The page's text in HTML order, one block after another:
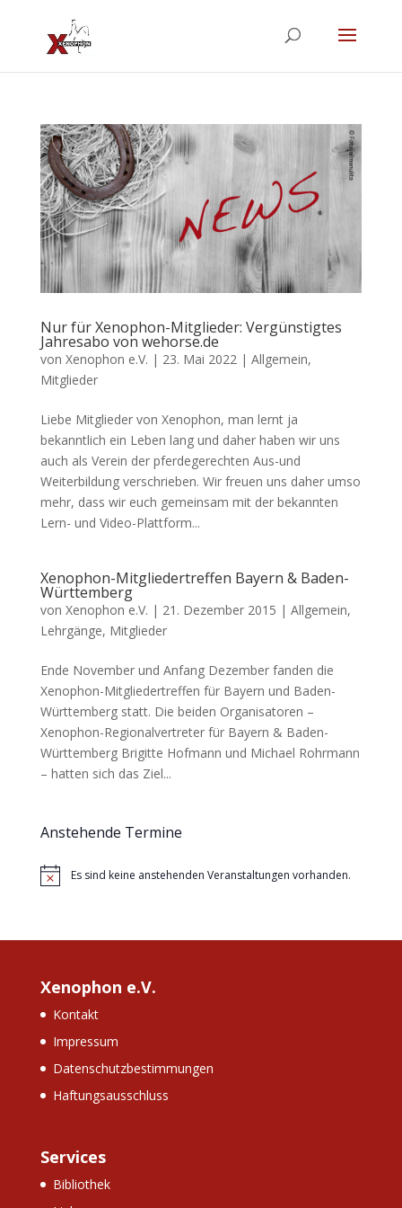
Nur für Xenophon-Mitglieder: Vergünstigtes
Jahresabo von wehorse.de
von Xenophon e.V. | 23. Mai 2022 | Allgemein,
Mitglieder
Liebe Mitglieder von Xenophon, man lernt ja
bekanntlich ein Leben lang und daher haben wir uns
auch als Verein der pferdegerechten Aus-und
Weiterbildung verschrieben. Wir freuen uns daher umso
mehr, dass wir euch gemeinsam mit der bekannten
Lern- und Video-Plattform...
Xenophon-Mitgliedertreffen Bayern & Baden-
Württemberg
von Xenophon e.V. | 21. Dezember 2015 | Allgemein,
Lehrgänge, Mitglieder
Ende November und Anfang Dezember fanden die
Xenophon-Mitgliedertreffen für Bayern und Baden-
Württemberg statt. Die beiden Organisatoren –
Xenophon-Regionalvertreter für Bayern & Baden-
Württemberg Brigitte Hofmann und Michael Rohrmann
– hatten sich das Ziel...
Anstehende Termine
HinweisEs sind keine anstehenden Veranstaltungen vorhanden.
Xenophon e.V.
Kontakt
Impressum
Datenschutzbestimmungen
Haftungsausschluss
Services
Bibliothek